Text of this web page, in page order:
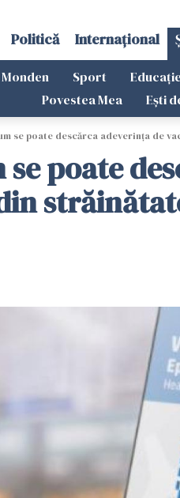
Politică Internațional
Monden Sport Educație
Povestea Mea
Ești
se poate descărca adeverința de
se poate